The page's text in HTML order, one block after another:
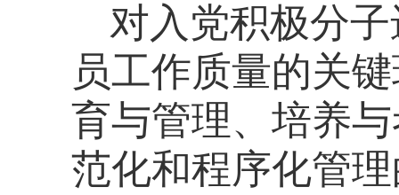
对入党积极分
员工作质量的关
育与管理、培养
范化和程序化管